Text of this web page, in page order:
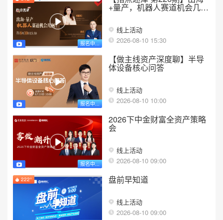
报名中...
+量产，机器人赛道机会几
线上活动
2026-08-10 15:30
报名中...
【做主线资产深度聊】半导
体设备核心问答
线上活动
2026-08-10 10:00
报名中...
2026下中金财富全资产策略
会
线上活动
2026-08-10 09:00
222° 盘前早知道
线上活动
2026-08-10 09:00